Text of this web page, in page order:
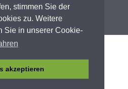
stimmen Sie der
zu. Weitere
Sie in unserer Cookie-
akzeptieren
Bestimmungen
Einhaltung
Instruments. All rights